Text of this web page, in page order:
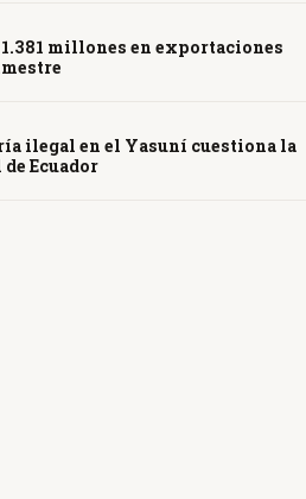
millones en exportaciones
ilegal en el Yasuní cuestiona la
Ecuador